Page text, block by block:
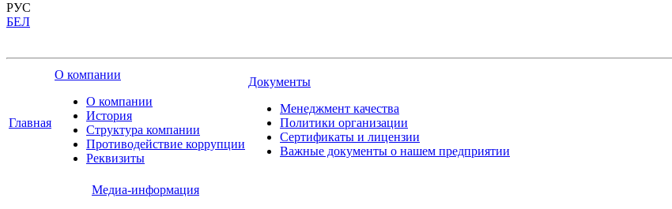
РУС
БЕЛ
Главная
О компании
О компании
История
Структура компании
Противодействие коррупции
Реквизиты
Документы
Менеджмент качества
Политики организации
Сертификаты и лицензии
Важные документы о нашем предприятии
Медиа-информация